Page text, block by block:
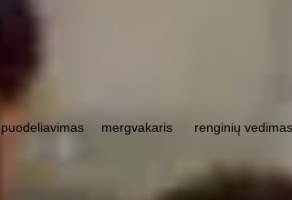
puodeliavimas mergvakaris renginių vedimas